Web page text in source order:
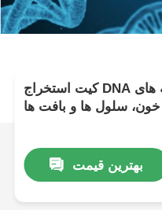
کیت استخراج DNA ژنومیک مبتنی بر دانه های
سلول ها و بافت ها
بهترین قیمت